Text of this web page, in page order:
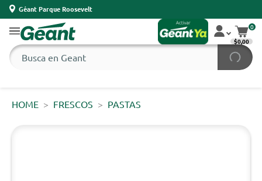
Géant Parque Roosevelt
0
$0,00
HOME FRESCOS PASTAS